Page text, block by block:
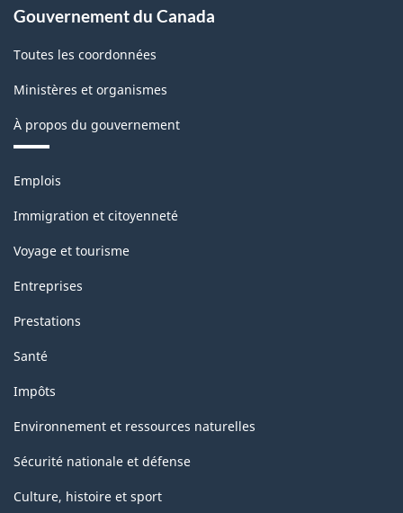
Gouvernement du Canada
Toutes les coordonnées
Ministères et organismes
À propos du gouvernement
Thèmes
sujets
Emplois
Immigration et citoyenneté
Voyage et tourisme
Entreprises
Prestations
Santé
Impôts
Environnement et ressources naturelles
Sécurité nationale et défense
Culture, histoire et sport